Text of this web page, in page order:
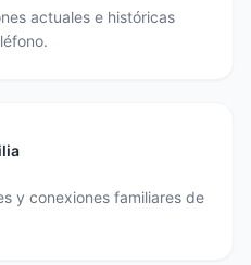
actuales e históricas
y conexiones familiares de